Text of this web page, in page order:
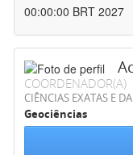
00:00:00 BRT 2027
COORDENADOR(A)
CIÊNCIAS EXATAS E
Geociências